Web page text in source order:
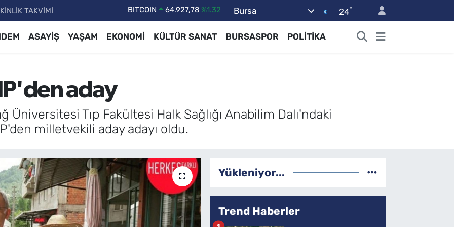
TAKVİMİ DOLAR 47,5894 %0.08
Bursa 24°
ASAYİŞ YAŞAM EKONOMİ KÜLTÜR SANAT BURSASPOR POLİTİKA
aday
Üniversitesi Tıp Fakültesi Halk Sağlığı Anabilim Dalı'ndaki
milletvekili aday adayı oldu.
Yükleniyor...
Trend Haberler